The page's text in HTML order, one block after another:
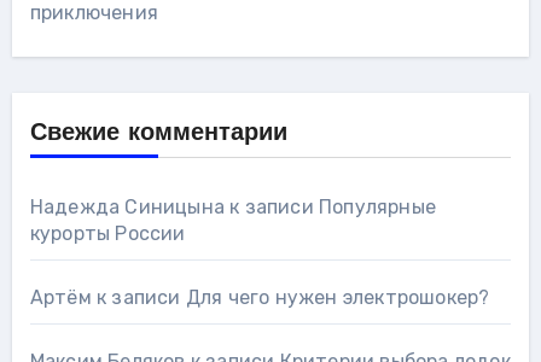
приключения
Свежие комментарии
Надежда Синицына к записи Популярные
курорты России
Артём к записи Для чего нужен электрошокер?